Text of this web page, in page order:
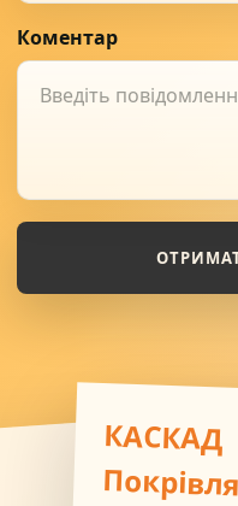
Коментар
КАСКАД
Покрівля